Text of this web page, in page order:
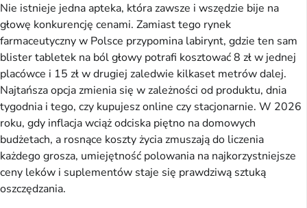
Nie istnieje jedna apteka, która zawsze i wszędzie bije na
głowę konkurencję cenami. Zamiast tego rynek
farmaceutyczny w Polsce przypomina labirynt, gdzie ten sam
blister tabletek na ból głowy potrafi kosztować 8 zł w jednej
placówce i 15 zł w drugiej zaledwie kilkaset metrów dalej.
Najtańsza opcja zmienia się w zależności od produktu, dnia
tygodnia i tego, czy kupujesz online czy stacjonarnie. W 2026
roku, gdy inflacja wciąż odciska piętno na domowych
budżetach, a rosnące koszty życia zmuszają do liczenia
każdego grosza, umiejętność polowania na najkorzystniejsze
ceny leków i suplementów staje się prawdziwą sztuką
oszczędzania.